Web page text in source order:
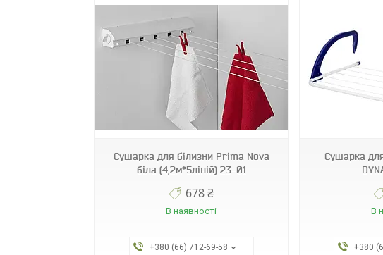
Сушарка для білизни Prima Nova
біла (4,2м*5ліній) 23-01
678 ₴
В наявності
+380 (66) 712-69-58
Сушарка
В
+380